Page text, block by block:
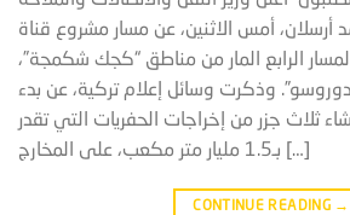
أرسلان، أمس الاثنين، عن مسار مشروع قناة
الرابع المار من مناطق “كجك شكمجة”،
وذكرت وسائل إعلام تركية، عن بدء
ثلاث جزر من إخراجات الحفريات التي تقدر
بـ1.5 مليار متر مكعب، على المخارج […]
CONTINUE READING →